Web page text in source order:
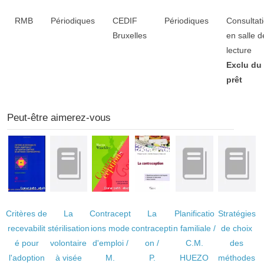
RMB
Périodiques
CEDIF
Bruxelles
Périodiques
en salle
lecture
Exclu du
prêt
Peut-être aimerez-vous
Critères de
recevabilit
é pour
l'adoption
La
stérilisation
volontaire
à visée
Contracept
ions mode
d'emploi/
M.
La
contracepti
on /
P.
Planificatio
n familiale/
C.M.
HUEZO
Stratégies
de choix
des
méthodes